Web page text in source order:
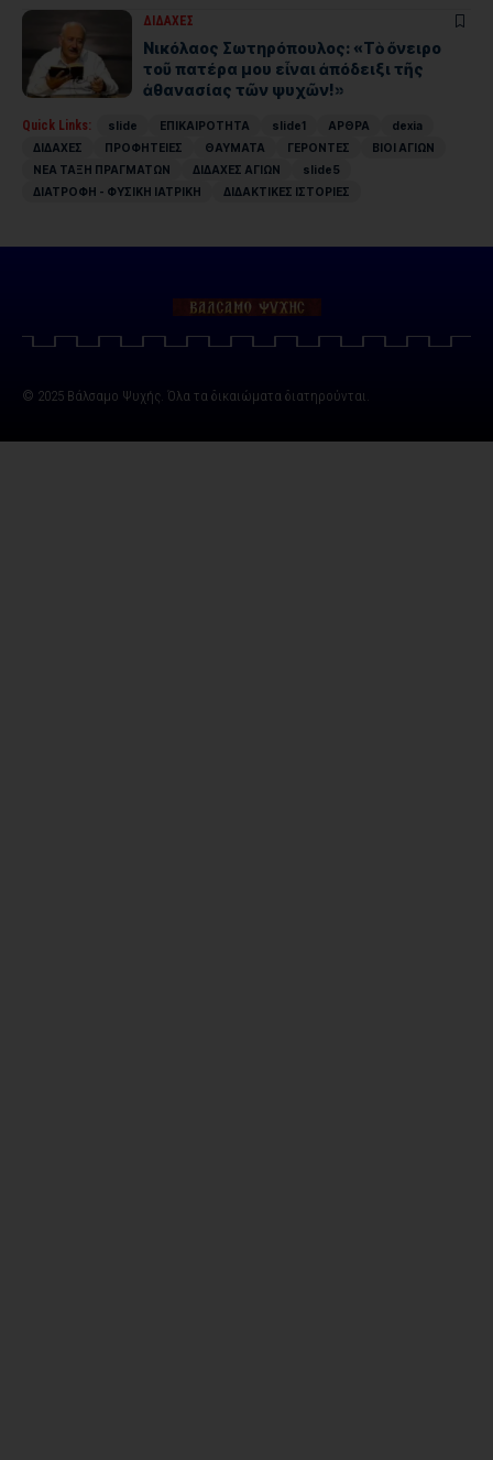
ΔΙΔΑΧΕΣ
Νικόλαος Σωτηρόπουλος: «Τὸ ὄνειρο
τοῦ πατέρα μου εἶναι ἀπόδειξι τῆς
ἀθανασίας τῶν ψυχῶν!»
Quick Links: slide ΕΠΙΚΑΙΡΟΤΗΤΑ slide1 ΑΡΘΡΑ
dexia
ΔΙΔΑΧΕΣ
ΠΡΟΦΗΤΕΙΕΣ ΘΑΥΜΑΤΑ ΓΕΡΟΝΤΕΣ
ΒΙΟΙ ΑΓΙΩΝ
ΝΕΑ ΤΑΞΗ ΠΡΑΓΜΑΤΩΝ
ΔΙΔΑΧΕΣ ΑΓΙΩΝ
slide5
ΔΙΑΤΡΟΦΗ - ΦΥΣΙΚΗ ΙΑΤΡΙΚΗ
ΔΙΔΑΚΤΙΚΕΣ ΙΣΤΟΡΙΕΣ
© 2025 Βάλσαμο Ψυχής. Όλα τα δικαιώματα διατηρούνται.